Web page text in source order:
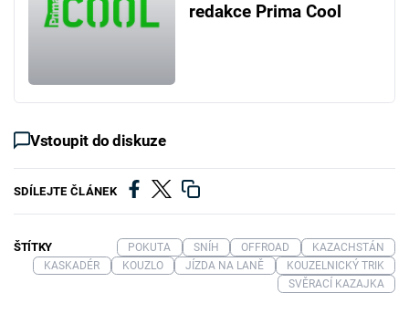
redakce Prima Cool
Vstoupit do diskuze
SDÍLEJTE ČLÁNEK
ŠTÍTKY POKUTA SNÍH OFFROAD
KAZACHSTÁN
KASKADÉR
KOUZLO JÍZDA NA LANĚ
KOUZELNICKÝ TRIK
SVĚRACÍ KAZAJKA